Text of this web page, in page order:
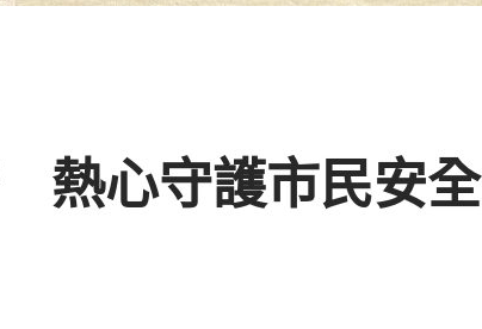
熱心守護市民安全